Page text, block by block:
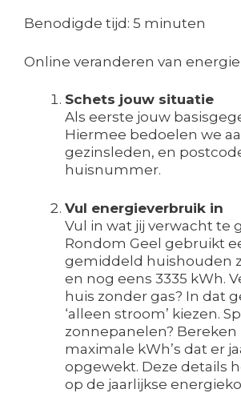
Benodigde tijd: 5 minuten
Online veranderen van
Schets jouw situatie
Als eerste jouw
Hiermee bedoelen we
gezinsleden, en
huisnummer.
Vul energieverbruik in
Vul in wat jij verwacht te
Rondom Geel gebruikt
gemiddeld huishouden
en nog eens 3335 kWh.
huis zonder gas? In dat
‘alleen stroom’ kiezen.
zonnepanelen? Bereken
maximale kWh’s dat er
opgewekt. Deze details
op de jaarlijkse